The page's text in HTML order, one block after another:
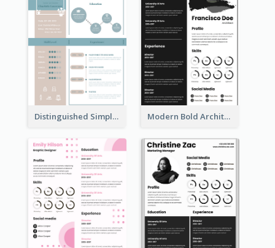
Distinguished Simple Professional Resume Modern Bold Architect Resume